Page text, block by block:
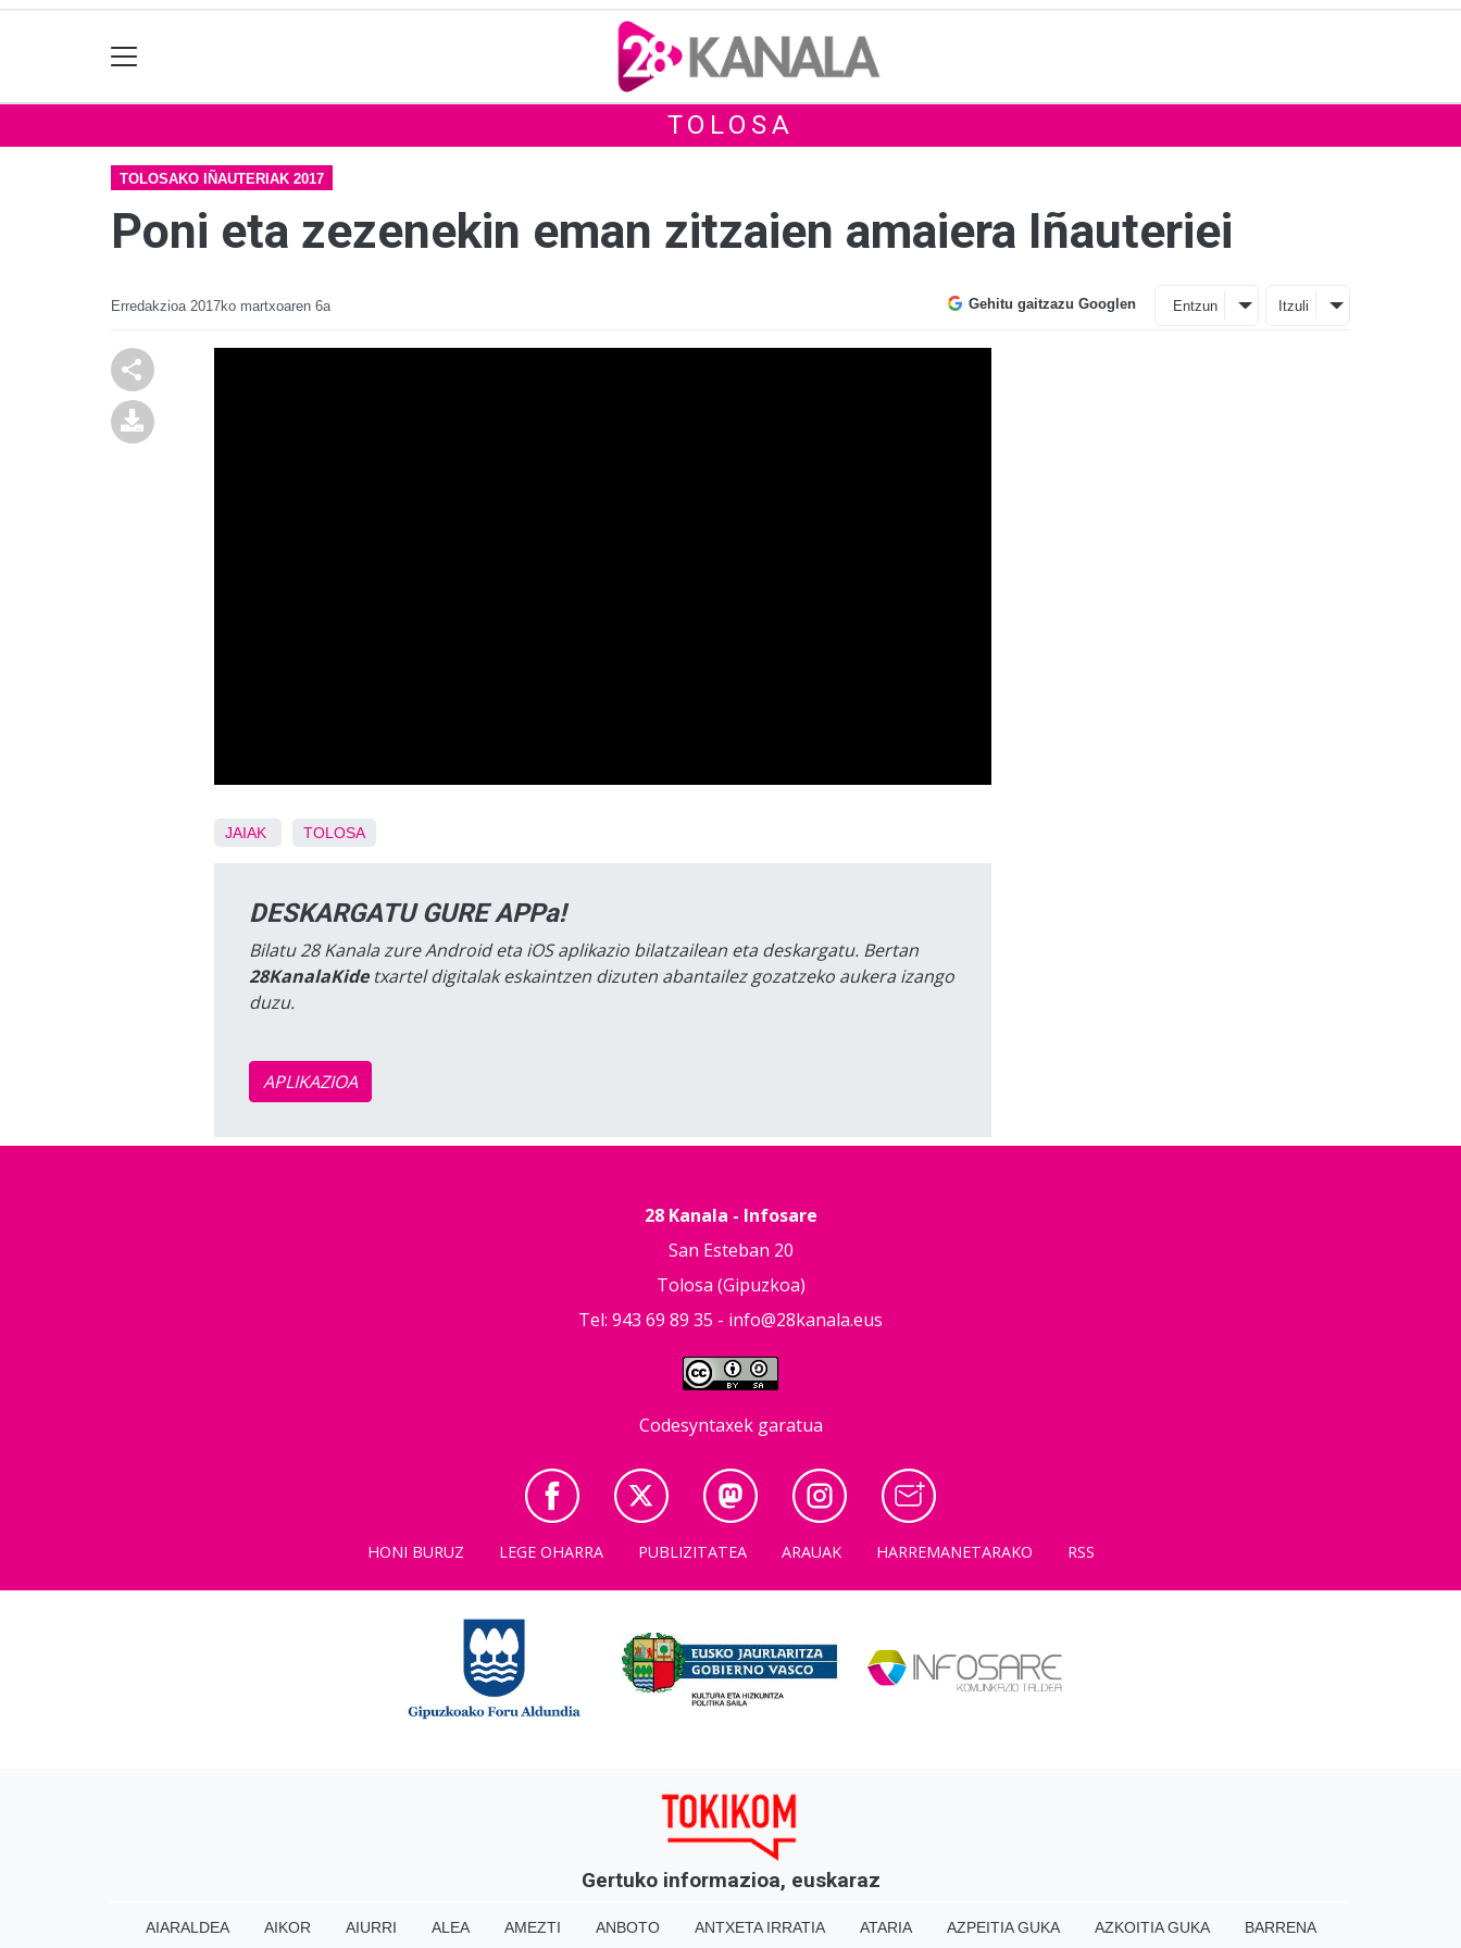
TOLOSA
TOLOSAKO IÑAUTERIAK 2017
Poni eta zezenekin eman zitzaien amaiera Iñauteriei
Erredakzioa 2017ko martxoaren 6a Gehitu gaitzazu Googlen Entzun Itzuli
JAIAK TOLOSA
DESKARGATU GURE APPa!
Bilatu 28 Kanala zure Android eta iOS aplikazio bilatzailean eta deskargatu. Bertan
28KanalaKidetxartel digitalak eskaintzen dizuten abantailez gozatzeko aukera izango
duzu.
APLIKAZIOA
28 Kanala - Infosare
San Esteban 20
Tolosa (Gipuzkoa)
Tel: 943 69 89 35 - info@28kanala.eus
Codesyntaxek garatua
HONI BURUZ LEGE OHARRA PUBLIZITATEA ARAUAK HARREMANETARAKO RSS
Gertuko informazioa, euskaraz
AIARALDEA AIKOR AIURRI ALEA AMEZTI ANBOTO ANTXETA IRRATIA ATARIA AZPEITIA GUKA AZKOITIA GUKA BARRENA